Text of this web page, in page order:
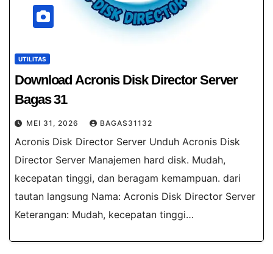
UTILITAS
Download Acronis Disk Director Server
Bagas 31
MEI 31, 2026 BAGAS31132
Acronis Disk Director Server Unduh Acronis Disk
Director Server Manajemen hard disk. Mudah,
kecepatan tinggi, dan beragam kemampuan. dari
tautan langsung Nama: Acronis Disk Director Server
Keterangan: Mudah, kecepatan tinggi…